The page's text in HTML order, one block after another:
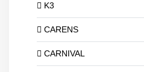
K3
CARENS
CARNIVAL